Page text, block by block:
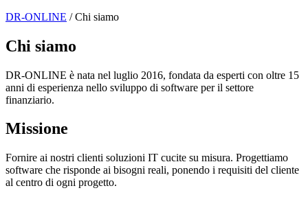
DR-ONLINE / Chi siamo
Chi siamo
DR-ONLINE è nata nel luglio 2016, fondata da esperti con oltre 15
anni di esperienza nello sviluppo di software per il settore
finanziario.
Missione
Fornire ai nostri clienti soluzioni IT cucite su misura. Progettiamo
software che risponde ai bisogni reali, ponendo i requisiti del cliente
al centro di ogni progetto.